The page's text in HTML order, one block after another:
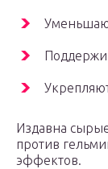
Издавна
против
эффектов.